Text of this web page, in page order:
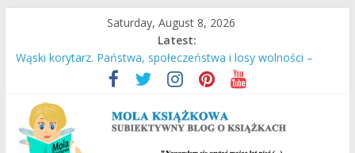
content
Saturday, August 8, 2026
Latest:
Wąski korytarz. Państwa, społeczeństwa i losy wolności –
Daron Acemoglu, James A. Robinson
Stara Słaboniowa i spiekładuchy – Joanna Łańcucka
Ucieczka z Sobiboru – Thomas Toivi Blatt
Empuzjon – Olga Tokarczuk
Miasto w chmurach – Antony Doerr